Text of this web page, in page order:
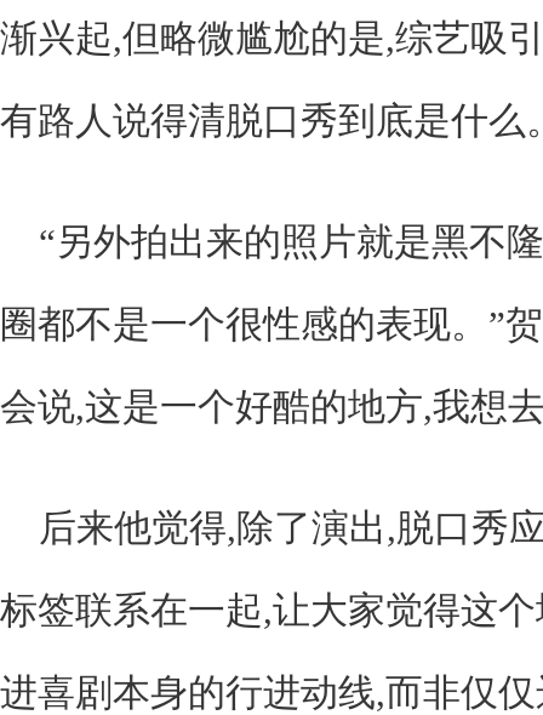
渐兴起,但略微尴尬的是,综艺吸
有路人说得清脱口秀到底是什么
“另外拍出来的照片就是黑不
圈都不是一个很性感的表现。”
会说,这是一个好酷的地方,我想
后来他觉得,除了演出,脱口秀
标签联系在一起,让大家觉得这
进喜剧本身的行进动线,而非仅